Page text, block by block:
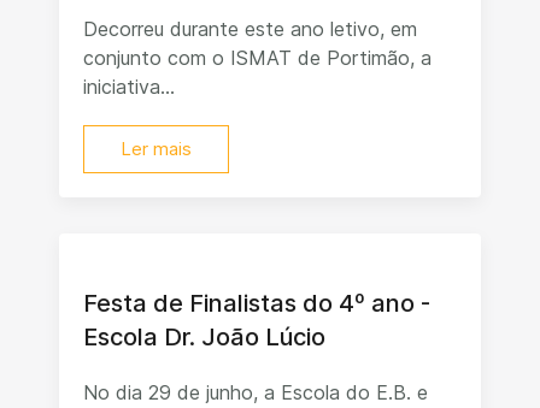
Decorreu durante este ano letivo, em
conjunto com o ISMAT de Portimão, a
iniciativa...
Ler mais
Festa de Finalistas do 4º ano -
Escola Dr. João Lúcio
No dia 29 de junho, a Escola do E.B. e